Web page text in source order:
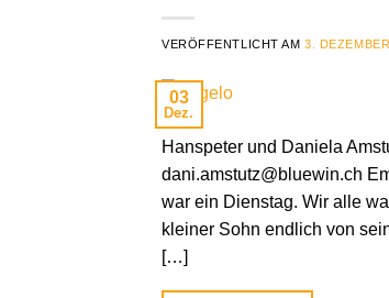
VERÖFFENTLICHT AM3.
03
Dez.
Hanspeter und Daniela
dani.amstutz@bluewin.ch
war ein Dienstag. Wir alle
kleiner Sohn endlich von
[…]